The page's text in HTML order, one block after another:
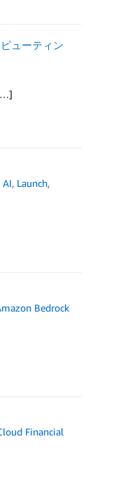
ューティン
AI, Launch,
Bedrock
Financial